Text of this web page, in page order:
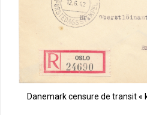
Danemark censure de transit «